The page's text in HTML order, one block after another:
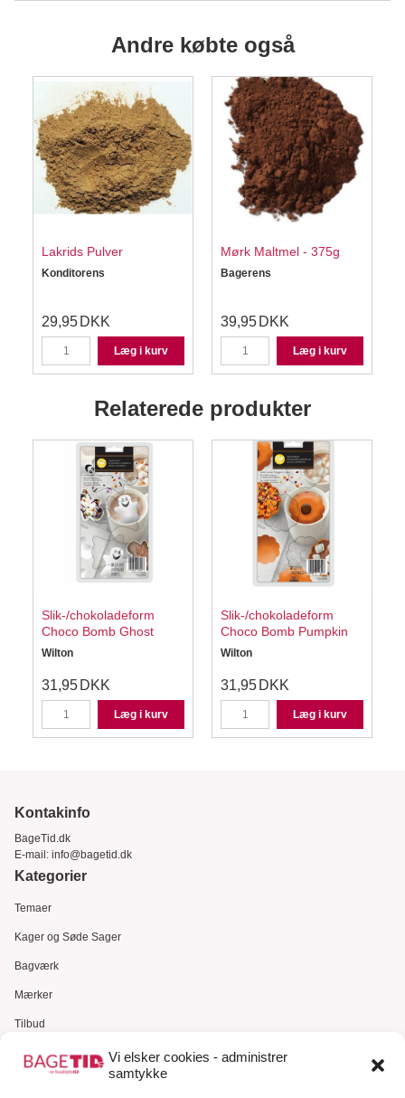
Vi elsker cookies - administrer
samtykke
Andre købte også
Lakrids Pulver
Konditorens
29,95 DKK
Læg i kurv
Mørk Maltmel - 375g
Bagerens
39,95 DKK
Læg i kurv
Relaterede produkter
Slik-/chokoladeform
Choco Bomb Ghost
Wilton
31,95 DKK
Læg i kurv
Slik-/chokoladeform
Choco Bomb Pumpkin
Wilton
31,95 DKK
Læg i kurv
Kontakinfo
BageTid.dk
E-mail: info@bagetid.dk
Kategorier
Temaer
Kager og Søde Sager
Bagværk
Mærker
Tilbud
Gavekort
Kundeservice